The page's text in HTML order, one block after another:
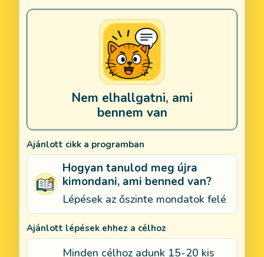
Sokszor nem mondom ki, amit
Nem elhallgatni, ami
bennem van
Ajánlott cikk a programban
Hogyan tanulod meg újra
kimondani, ami benned van?
Lépések az őszinte mondatok felé
Ajánlott lépések ehhez a célhoz
Minden célhoz adunk 15-20 kis